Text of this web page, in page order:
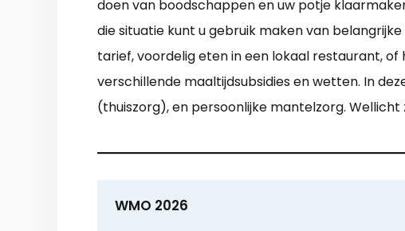
doen van boodschappen en uw potje
die situatie kunt u gebruik maken van
tarief, voordelig eten in een lokaal restaurant,
verschillende maaltijdsubsidies en wetten. In
(thuiszorg), en persoonlijke mantelzorg.
WMO 2026